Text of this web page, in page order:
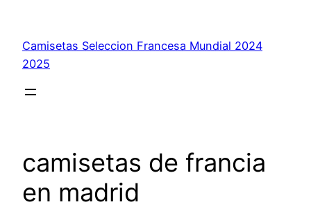
contenido
Camisetas Seleccion Francesa Mundial 2024
2025
camisetas de francia
en madrid